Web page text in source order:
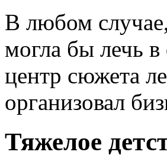
В любом
могла бы лечь в
центр сюжета
организовал
Тяжелое